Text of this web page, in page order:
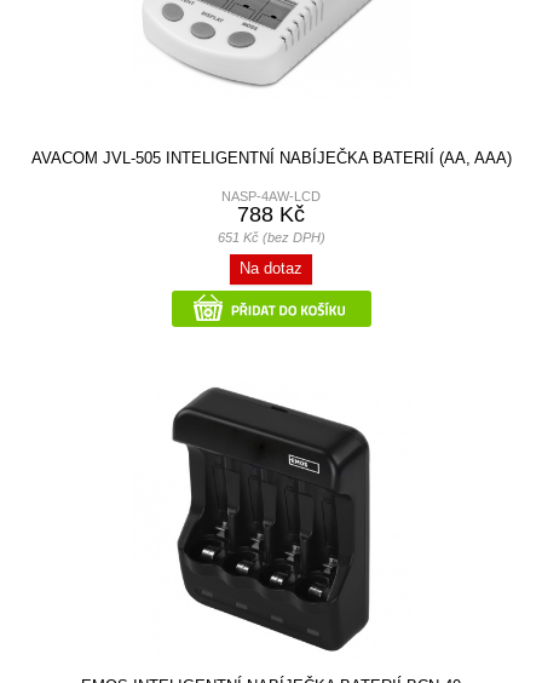
AVACOM JVL-505 INTELIGENTNÍ NABÍJEČKA BATERIÍ (AA, AAA)
NASP-4AW-LCD
788 Kč
651 Kč (bez DPH)
Na dotaz